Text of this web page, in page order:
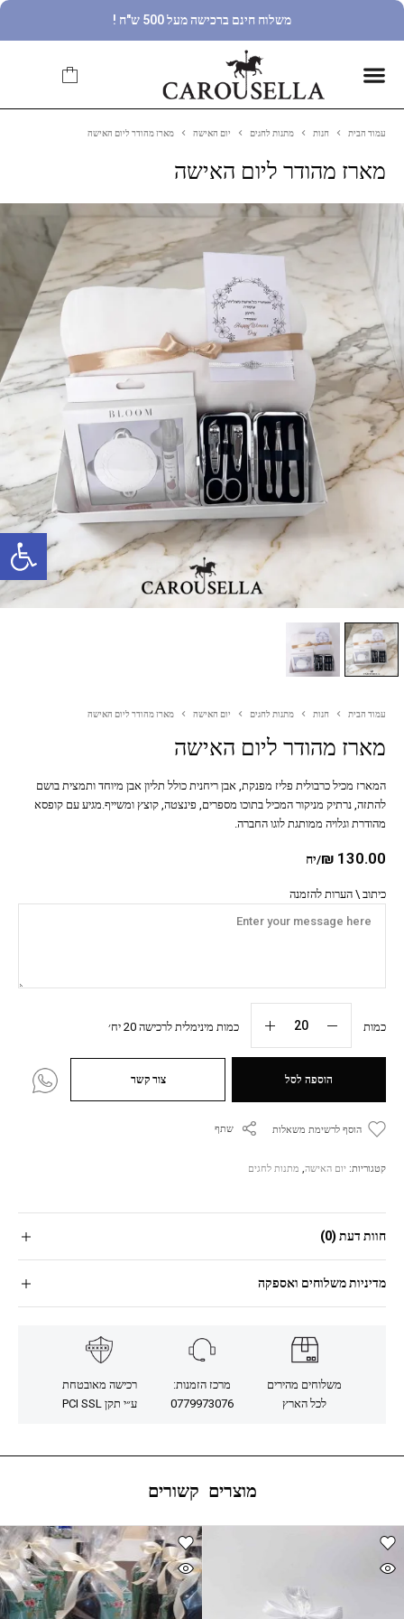
פתח סרגל נגישות
משלוח חינם ברכישה מעל 500 ש"ח !
עמוד הבית חנות מתנות לחגים יום האישה מארז מהודר ליום האישה
מארז מהודר ליום האישה
עמוד הבית חנות מתנות לחגים יום האישה מארז מהודר ליום האישה
מארז מהודר ליום האישה
₪ 130.00 /יח
כיתוב \ הערות להזמנה
כמות כמות מינימלית לרכישה 20 יח׳
הוספה לסל צור קשר
הוסף לרשימת משאלות שתף
קטגוריות: יום האישה, מתנות לחגים
המארז מכיל כרבולית פליז מפנקת, אבן ריחנית כולל תליון אבן מיוחד ותמצית בושם
להתזה, נרתיק מניקור המכיל בתוכו מספרים, פינצטה, קוצץ ומשייף.מגיע עם קופסא
מהודרת וגלויה ממותגת לוגו החברה.
חוות דעת (0)
מדיניות משלוחים ואספקה
משלוחים מהירים
לכל הארץ
מרכז הזמנות:
0779973076
רכישה מאובטחת
ע״י תקן PCI SSL
מוצרים קשורים